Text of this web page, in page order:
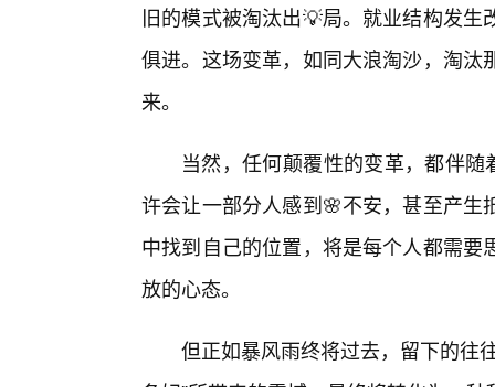
旧的模式被淘汰出💡局。就业结构发
俱进。这场变革，如同大浪淘沙，淘
来。
当然，任何颠覆性的变革，都伴
许会让一部分人感到🌸不安，甚至产
中找到自己的位置，将是每个人都需
放的心态。
但正如暴风雨终将过去，留下的往